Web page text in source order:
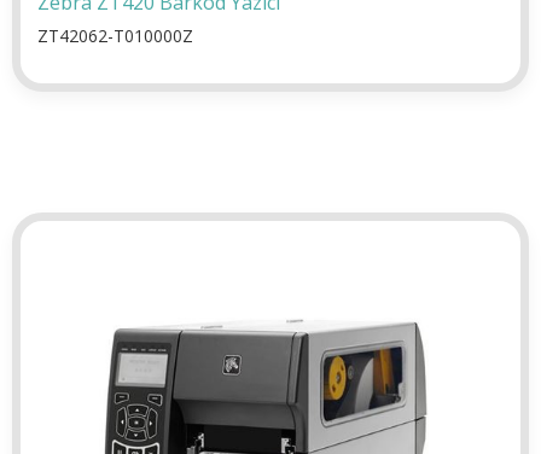
ZT42062-T010000Z